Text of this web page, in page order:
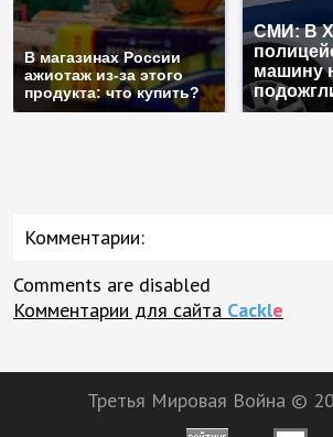
В магазинах России
ажиотаж из-за этого
продукта: что купить?
СМИ: В
машину
Комментарии:
Comments are disabled
Комментарии для сайта Cackle
Третья Мировая Война ©